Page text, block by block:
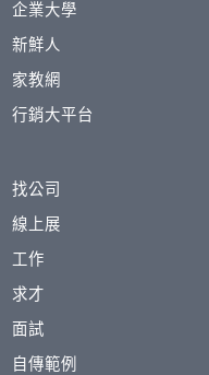
企業大學
新鮮人
家教網
行銷大平台
找公司
線上展
工作
求才
面試
自傳範例